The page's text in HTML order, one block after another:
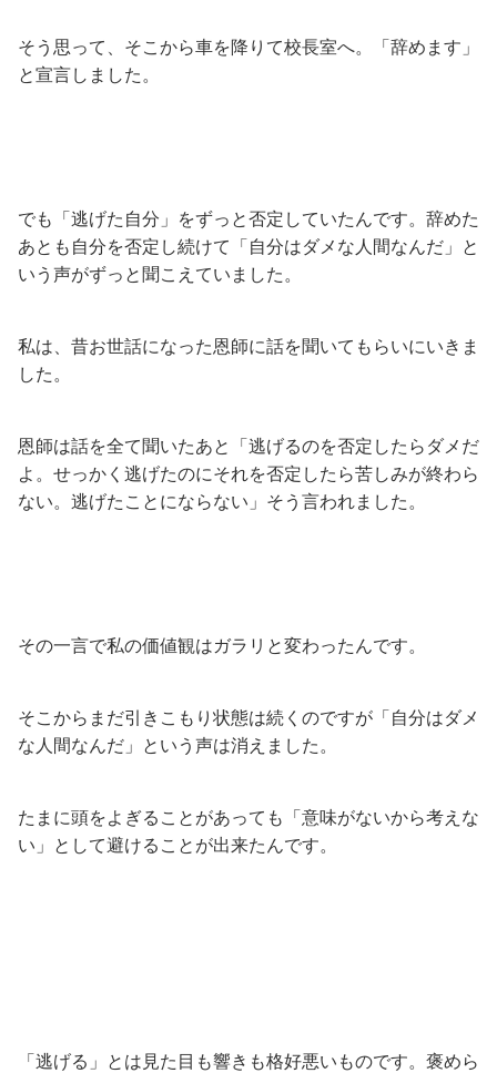
そう思って、そこから車を降りて校長室へ。「辞めます」
と宣言しました。
でも「逃げた自分」をずっと否定していたんです。辞めた
あとも自分を否定し続けて「自分はダメな人間なんだ」と
いう声がずっと聞こえていました。
私は、昔お世話になった恩師に話を聞いてもらいにいきま
した。
恩師は話を全て聞いたあと「逃げるのを否定したらダメだ
よ。せっかく逃げたのにそれを否定したら苦しみが終わら
ない。逃げたことにならない」そう言われました。
その一言で私の価値観はガラリと変わったんです。
そこからまだ引きこもり状態は続くのですが「自分はダメ
な人間なんだ」という声は消えました。
たまに頭をよぎることがあっても「意味がないから考えな
い」として避けることが出来たんです。
「逃げる」とは見た目も響きも格好悪いものです。褒めら